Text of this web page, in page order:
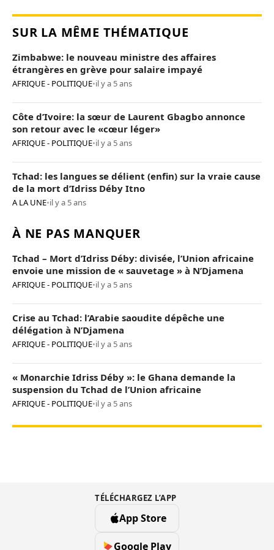
SUR LA MÊME THÉMATIQUE
Zimbabwe: le nouveau ministre des affaires
étrangères en grève pour salaire impayé
AFRIQUE - POLITIQUE•il y a 5 ans
Côte d’Ivoire: la sœur de Laurent Gbagbo annonce
son retour avec le «cœur léger»
AFRIQUE - POLITIQUE•il y a 5 ans
Tchad: les langues se délient (enfin) sur la vraie cause
de la mort d’Idriss Déby Itno
A LA UNE•il y a 5 ans
À NE PAS MANQUER
Tchad – Mort d’Idriss Déby: divisée, l’Union africaine
envoie une mission de « sauvetage » à N’Djamena
AFRIQUE - POLITIQUE•il y a 5 ans
Crise au Tchad: l’Arabie saoudite dépêche une
délégation à N’Djamena
AFRIQUE - POLITIQUE•il y a 5 ans
« Monarchie Idriss Déby »: le Ghana demande la
suspension du Tchad de l’Union africaine
AFRIQUE - POLITIQUE•il y a 5 ans
TÉLÉCHARGEZ L’APP
App Store
Google Play